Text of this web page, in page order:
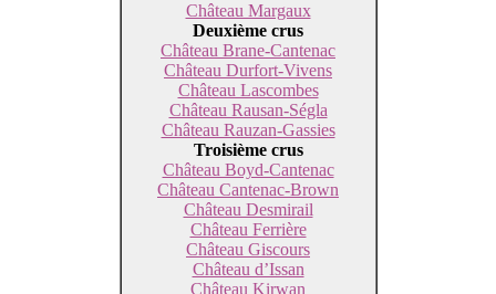
Château Margaux
Deuxième crus
Château Brane-Cantenac
Château Durfort-Vivens
Château Lascombes
Château Rausan-Ségla
Château Rauzan-Gassies
Troisième crus
Château Boyd-Cantenac
Château Cantenac-Brown
Château Desmirail
Château Ferrière
Château Giscours
Château d’Issan
Château Kirwan